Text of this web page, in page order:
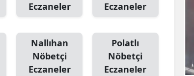
Eczaneler
Eczaneler
Nallıhan
Nöbetçi
Eczaneler
Polatlı
Nöbetçi
Eczaneler